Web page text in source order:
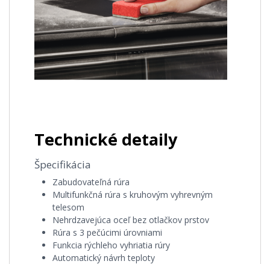
Technické detaily
Špecifikácia
Zabudovateľná rúra
Multifunkčná rúra s kruhovým vyhrevným
telesom
Nehrdzavejúca oceľ bez otlačkov prstov
Rúra s 3 pečúcimi úrovniami
Funkcia rýchleho vyhriatia rúry
Automatický návrh teploty